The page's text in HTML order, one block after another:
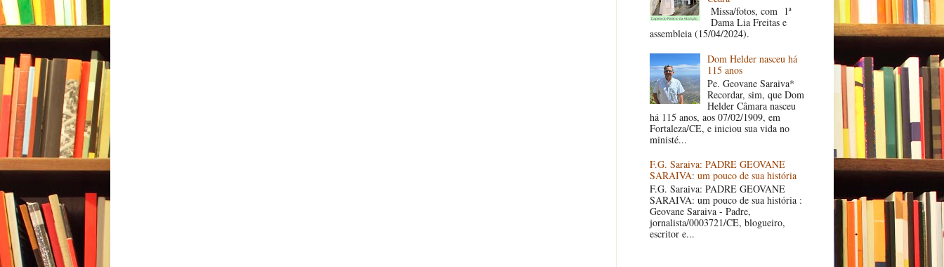
Missa/fotos, com 1ª
Dama Lia Freitas e
assembleia (15/04/2024).
Dom Helder nasceu há
115 anos
Pe. Geovane Saraiva*
Recordar, sim, que Dom
Helder Câmara nasceu
há 115 anos, aos 07/02/1909, em
Fortaleza/CE, e iniciou sua vida no
ministé...
F.G. Saraiva: PADRE GEOVANE
SARAIVA: um pouco de sua história
F.G. Saraiva: PADRE GEOVANE
SARAIVA: um pouco de sua história :
Geovane Saraiva - Padre,
jornalista/0003721/CE, blogueiro,
escritor e...